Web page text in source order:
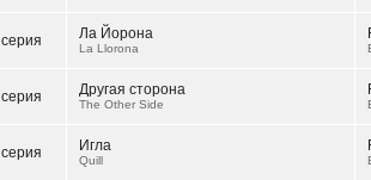
Ла Йорона
La Llorona
Другая сторона
The Other Side
Игла
Quill